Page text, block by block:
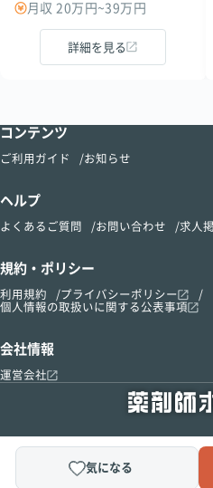
月収 20万円~39万円
詳細を見る
気になる
コンテンツ
ご利用ガイド お知らせ
ヘルプ
よくあるご質問 お問い合わせ 求人
規約・ポリシー
利用規約
プライバシーポリシー
個人情報の取扱いに関する公表事項
会社情報
運営会社